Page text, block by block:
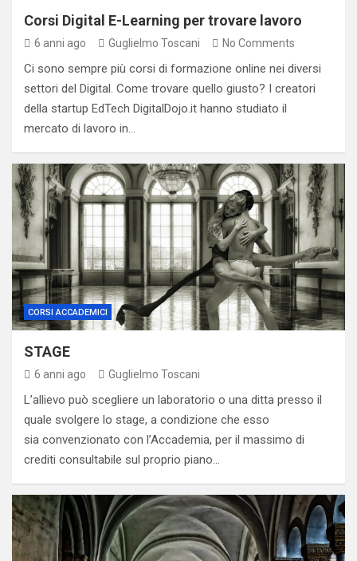
Corsi Digital E-Learning per trovare lavoro
6 anni ago Guglielmo Toscani No Comments
Ci sono sempre più corsi di formazione online nei diversi
settori del Digital. Come trovare quello giusto? I creatori
della startup EdTech DigitalDojo.it hanno studiato il
mercato di lavoro in…
CORSI ACCADEMICI
STAGE
6 anni ago Guglielmo Toscani
L’allievo può scegliere un laboratorio o una ditta presso il
quale svolgere lo stage, a condizione che esso
sia convenzionato con l’Accademia, per il massimo di
crediti consultabile sul proprio piano…